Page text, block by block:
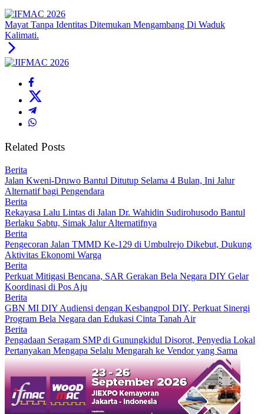
Mayat Tanpa Identitas Ditemukan Mengambang Di Waduk
Kalimati.
Related Posts
Berita
Jalan Kweni-Druwo Bantul Ditutup Selama 4 Bulan, Ini Jalur
Alternatif bagi Pengendara
Berita
Rekayasa Lalu Lintas di Jalan Dr. Wahidin Sudirohusodo Bantul
Berlaku Sabtu, Simak Jalur Alternatifnya
Berita
Pengecoran Jalan TMMD Ke-129 di Umbulrejo Dikebut, Dukung
Aktivitas Ekonomi Warga
Berita
Perkuat Mitigasi Bencana, SAR Gerakan Bela Negara DIY Gelar
Koordinasi di Pos Aju
Berita
GBN MI DIY Audiensi dengan Kesbangpol DIY, Perkuat Sinergi
Program Bela Negara dan Edukasi Cinta Tanah Air
Berita
Pengadaan Seragam SMP di Gunungkidul Disorot, Penyedia Lokal
Pertanyakan Mengapa Selalu Mengarah ke Vendor yang Sama